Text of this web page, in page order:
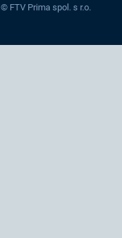
© FTV Prima spol. s r.o.